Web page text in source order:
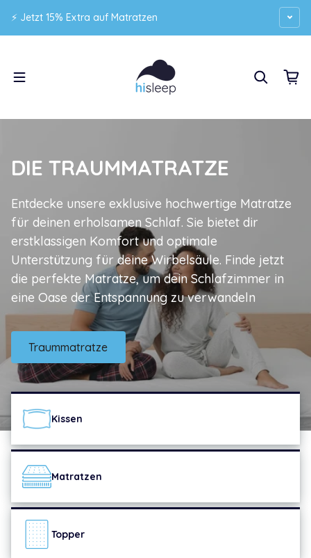
⚡ Jetzt 15% Extra auf Matratzen
DIE TRAUMMATRATZE
Entdecke unsere exklusive hochwertige Matratze
für deinen erholsamen Schlaf. Sie bietet dir
erstklassigen Komfort und optimale
Unterstützung für deine Wirbelsäule. Finde jetzt
die perfekte Matratze, um dein Schlafzimmer in
eine Oase der Entspannung zu verwandeln
Traummatratze
Kissen
Matratzen
Topper